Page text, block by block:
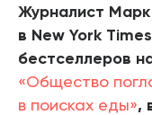
Журналист Марк
в New York
бестселлеров
«Общество
в поисках еды»,